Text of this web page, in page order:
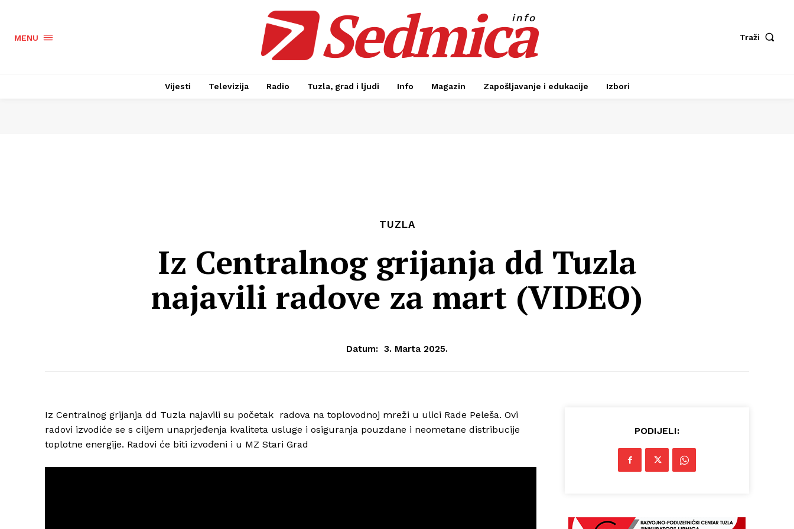
MENU Sedmica
info
Traži
Vijesti Televizija Radio Tuzla, grad i ljudi Info Magazin Zapošljavanje i edukacije Izbori
TUZLA
Iz Centralnog grijanja dd Tuzla
najavili radove za mart (VIDEO)
Datum: 3. Marta 2025.
Iz Centralnog grijanja dd Tuzla najavili su početak radova na toplovodnoj mreži u ulici Rade Peleša. Ovi
radovi izvodiće se s ciljem unaprjeđenja kvaliteta usluge i osiguranja pouzdane i neometane distribucije
toplotne energije. Radovi će biti izvođeni i u MZ Stari Grad
PODIJELI: